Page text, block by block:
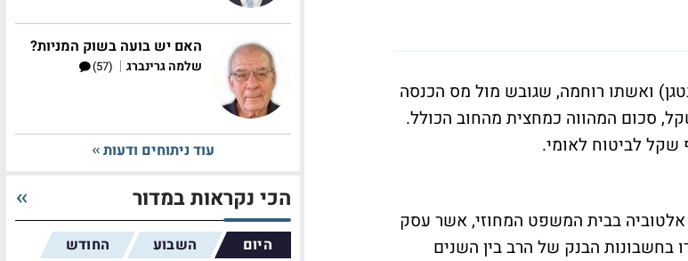
ואשתו רוחמה, שגובש מול מס הכנסה
ההסדר, בני הזוג ישלמו 19.2 מיליון שקל, סכום המהווה כמחצית מהחוב הכולל.
ב-2021 על ידי השופט מגן אלטוביה בבית המשפט המחוזי, אשר עסק
בחשבונות הבנק של הרב בין השנים
האם יש בועה בשוק המניות?
שלמה גרינברג |
(57)
עוד ניתוחים ודעות
הכי נקראות במדור
היום השבוע החודש